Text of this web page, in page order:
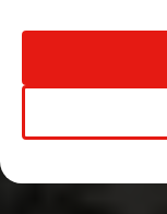
bien passé
son manager